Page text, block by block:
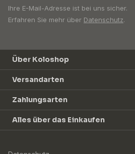
Ihre E-Mail-Adresse ist bei uns sicher.
Erfahren Sie mehr über Datenschutz.
Über Koloshop
Versandarten
Zahlungsarten
Alles über das Einkaufen